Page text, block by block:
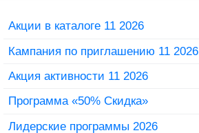
Акции в каталоге 11 2026
Кампания по приглашению 11 2026
Акция активности 11 2026
Программа «50% Скидка»
Лидерские программы 2026